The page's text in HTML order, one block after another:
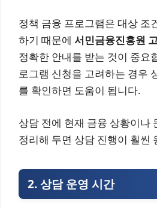
정책 금융 프로그램은 대상 조
하기 때문에 서민금융진흥원
정확한 안내를 받는 것이 중요
로그램 신청을 고려하는 경우
를 확인하면 도움이 됩니다.
상담 전에 현재 금융 상황이나
정리해 두면 상담 진행이 훨씬
2. 상담 운영 시간